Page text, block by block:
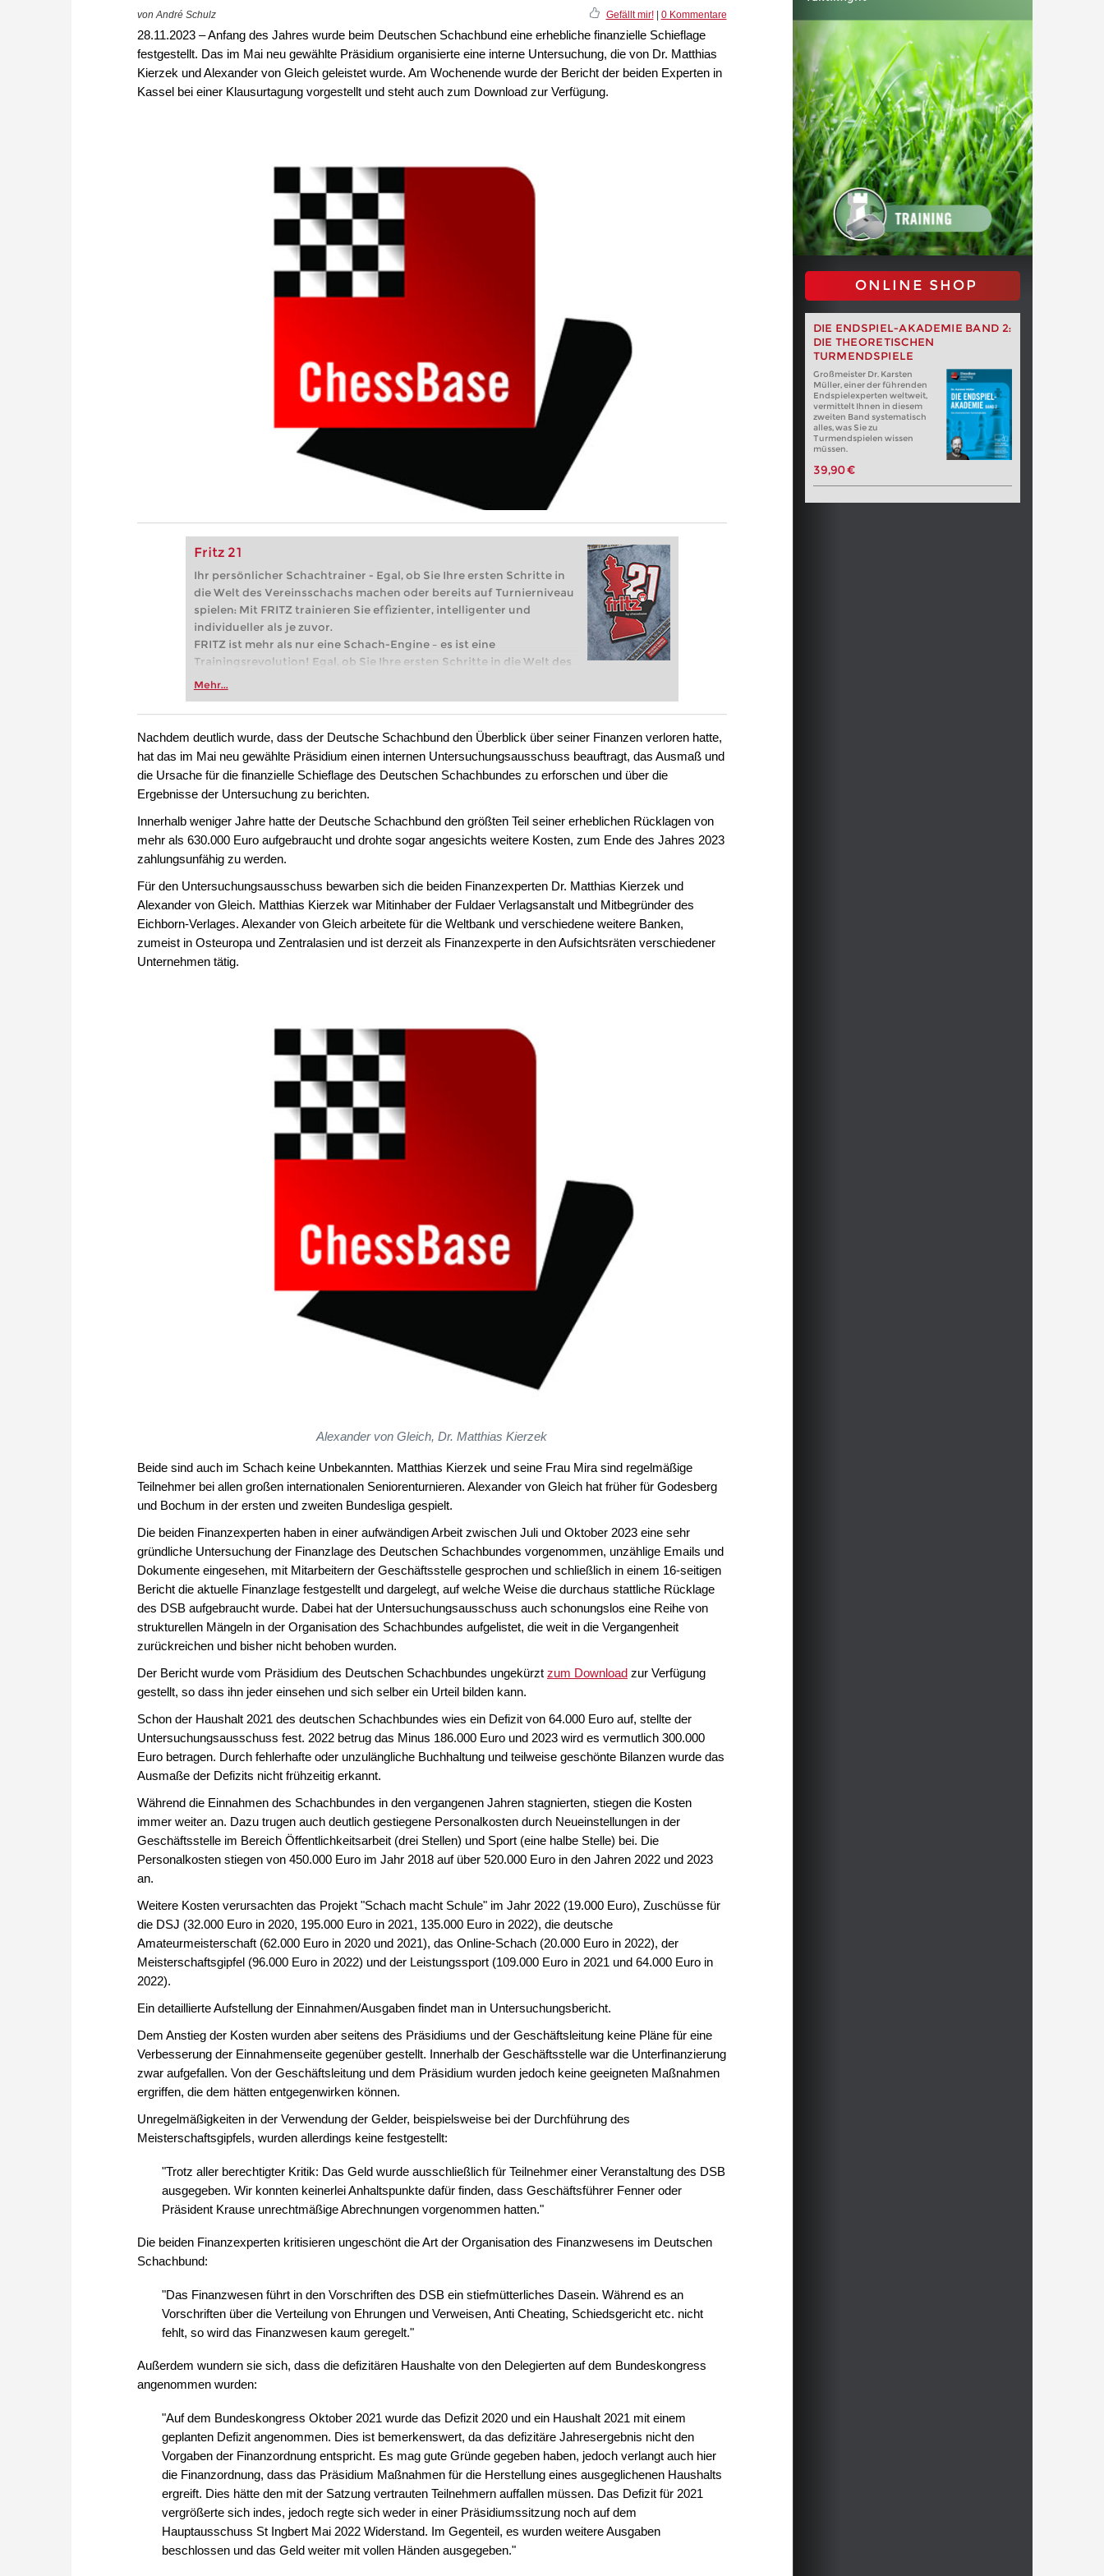
von André Schulz Gefällt mir!| 0 Kommentare
28.11.2023 – Anfang des Jahres wurde beim Deutschen Schachbund eine erhebliche finanzielle Schieflage
festgestellt. Das im Mai neu gewählte Präsidium organisierte eine interne Untersuchung, die von Dr. Matthias
Kierzek und Alexander von Gleich geleistet wurde. Am Wochenende wurde der Bericht der beiden Experten in
Kassel bei einer Klausurtagung vorgestellt und steht auch zum Download zur Verfügung.
Fritz 21
Ihr persönlicher Schachtrainer - Egal, ob Sie Ihre ersten Schritte in
die Welt des Vereinsschachs machen oder bereits auf Turnierniveau
spielen: Mit FRITZ trainieren Sie effizienter, intelligenter und
individueller als je zuvor.
FRITZ ist mehr als nur eine Schach-Engine – es ist eine
Trainingsrevolution! Egal, ob Sie Ihre ersten Schritte in die Welt des
Vereinsschachs machen oder bereits auf Turnierniveau spielen: Mit
zuvor.
Mehr...
ONLINE SHOP
DIE ENDSPIEL-AKADEMIE BAND 2:
DIE THEORETISCHEN
TURMENDSPIELE
Großmeister Dr. Karsten
Müller, einer der führenden
Endspielexperten weltweit,
vermittelt Ihnen in diesem
zweiten Band systematisch
alles, was Sie zu
Turmendspielen wissen
müssen.
39,90 €
Nachdem deutlich wurde, dass der Deutsche Schachbund den Überblick über seiner Finanzen verloren hatte,
hat das im Mai neu gewählte Präsidium einen internen Untersuchungsausschuss beauftragt, das Ausmaß und
die Ursache für die finanzielle Schieflage des Deutschen Schachbundes zu erforschen und über die
Ergebnisse der Untersuchung zu berichten.
Innerhalb weniger Jahre hatte der Deutsche Schachbund den größten Teil seiner erheblichen Rücklagen von
mehr als 630.000 Euro aufgebraucht und drohte sogar angesichts weitere Kosten, zum Ende des Jahres 2023
zahlungsunfähig zu werden.
Für den Untersuchungsausschuss bewarben sich die beiden Finanzexperten Dr. Matthias Kierzek und
Alexander von Gleich. Matthias Kierzek war Mitinhaber der Fuldaer Verlagsanstalt und Mitbegründer des
Eichborn-Verlages. Alexander von Gleich arbeitete für die Weltbank und verschiedene weitere Banken,
zumeist in Osteuropa und Zentralasien und ist derzeit als Finanzexperte in den Aufsichtsräten verschiedener
Unternehmen tätig.
Alexander von Gleich, Dr. Matthias Kierzek
Beide sind auch im Schach keine Unbekannten. Matthias Kierzek und seine Frau Mira sind regelmäßige
Teilnehmer bei allen großen internationalen Seniorenturnieren. Alexander von Gleich hat früher für Godesberg
und Bochum in der ersten und zweiten Bundesliga gespielt.
Die beiden Finanzexperten haben in einer aufwändigen Arbeit zwischen Juli und Oktober 2023 eine sehr
gründliche Untersuchung der Finanzlage des Deutschen Schachbundes vorgenommen, unzählige Emails und
Dokumente eingesehen, mit Mitarbeitern der Geschäftsstelle gesprochen und schließlich in einem 16-seitigen
Bericht die aktuelle Finanzlage festgestellt und dargelegt, auf welche Weise die durchaus stattliche Rücklage
des DSB aufgebraucht wurde. Dabei hat der Untersuchungsausschuss auch schonungslos eine Reihe von
strukturellen Mängeln in der Organisation des Schachbundes aufgelistet, die weit in die Vergangenheit
zurückreichen und bisher nicht behoben wurden.
Der Bericht wurde vom Präsidium des Deutschen Schachbundes ungekürzt zum Download zur Verfügung
gestellt, so dass ihn jeder einsehen und sich selber ein Urteil bilden kann.
Schon der Haushalt 2021 des deutschen Schachbundes wies ein Defizit von 64.000 Euro auf, stellte der
Untersuchungsausschuss fest. 2022 betrug das Minus 186.000 Euro und 2023 wird es vermutlich 300.000
Euro betragen. Durch fehlerhafte oder unzulängliche Buchhaltung und teilweise geschönte Bilanzen wurde das
Ausmaße der Defizits nicht frühzeitig erkannt.
Während die Einnahmen des Schachbundes in den vergangenen Jahren stagnierten, stiegen die Kosten
immer weiter an. Dazu trugen auch deutlich gestiegene Personalkosten durch Neueinstellungen in der
Geschäftsstelle im Bereich Öffentlichkeitsarbeit (drei Stellen) und Sport (eine halbe Stelle) bei. Die
Personalkosten stiegen von 450.000 Euro im Jahr 2018 auf über 520.000 Euro in den Jahren 2022 und 2023
an.
Weitere Kosten verursachten das Projekt "Schach macht Schule" im Jahr 2022 (19.000 Euro), Zuschüsse für
die DSJ (32.000 Euro in 2020, 195.000 Euro in 2021, 135.000 Euro in 2022), die deutsche
Amateurmeisterschaft (62.000 Euro in 2020 und 2021), das Online-Schach (20.000 Euro in 2022), der
Meisterschaftsgipfel (96.000 Euro in 2022) und der Leistungssport (109.000 Euro in 2021 und 64.000 Euro in
2022).
Ein detaillierte Aufstellung der Einnahmen/Ausgaben findet man in Untersuchungsbericht.
Dem Anstieg der Kosten wurden aber seitens des Präsidiums und der Geschäftsleitung keine Pläne für eine
Verbesserung der Einnahmenseite gegenüber gestellt. Innerhalb der Geschäftsstelle war die Unterfinanzierung
zwar aufgefallen. Von der Geschäftsleitung und dem Präsidium wurden jedoch keine geeigneten Maßnahmen
ergriffen, die dem hätten entgegenwirken können.
Unregelmäßigkeiten in der Verwendung der Gelder, beispielsweise bei der Durchführung des
Meisterschaftsgipfels, wurden allerdings keine festgestellt:
"Trotz aller berechtigter Kritik: Das Geld wurde ausschließlich für Teilnehmer einer Veranstaltung des DSB
ausgegeben. Wir konnten keinerlei Anhaltspunkte dafür finden, dass Geschäftsführer Fenner oder
Präsident Krause unrechtmäßige Abrechnungen vorgenommen hatten."
Die beiden Finanzexperten kritisieren ungeschönt die Art der Organisation des Finanzwesens im Deutschen
Schachbund:
"Das Finanzwesen führt in den Vorschriften des DSB ein stiefmütterliches Dasein. Während es an
Vorschriften über die Verteilung von Ehrungen und Verweisen, Anti Cheating, Schiedsgericht etc. nicht
fehlt, so wird das Finanzwesen kaum geregelt."
Außerdem wundern sie sich, dass die defizitären Haushalte von den Delegierten auf dem Bundeskongress
angenommen wurden:
"Auf dem Bundeskongress Oktober 2021 wurde das Defizit 2020 und ein Haushalt 2021 mit einem
geplanten Defizit angenommen. Dies ist bemerkenswert, da das defizitäre Jahresergebnis nicht den
Vorgaben der Finanzordnung entspricht. Es mag gute Gründe gegeben haben, jedoch verlangt auch hier
die Finanzordnung, dass das Präsidium Maßnahmen für die Herstellung eines ausgeglichenen Haushalts
ergreift. Dies hätte den mit der Satzung vertrauten Teilnehmern auffallen müssen. Das Defizit für 2021
vergrößerte sich indes, jedoch regte sich weder in einer Präsidiumssitzung noch auf dem
Hauptausschuss St Ingbert Mai 2022 Widerstand. Im Gegenteil, es wurden weitere Ausgaben
beschlossen und das Geld weiter mit vollen Händen ausgegeben."